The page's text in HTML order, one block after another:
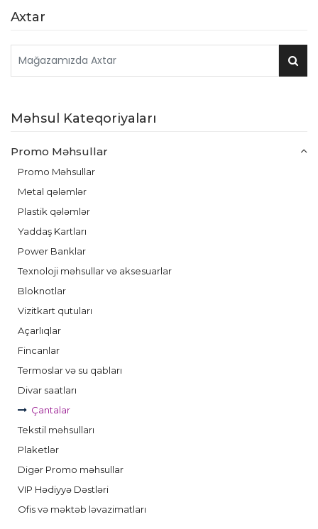
Axtar
Məhsul Kateqoriyaları
Promo Məhsullar
Promo Məhsullar
Metal qələmlər
Plastik qələmlər
Yaddaş Kartları
Power Banklar
Texnoloji məhsullar və aksesuarlar
Bloknotlar
Vizitkart qutuları
Açarlıqlar
Fincanlar
Termoslar və su qabları
Divar saatları
Çantalar
Tekstil məhsulları
Plaketlər
Digər Promo məhsullar
VIP Hədiyyə Dəstləri
Ofis və məktəb ləvazimatları